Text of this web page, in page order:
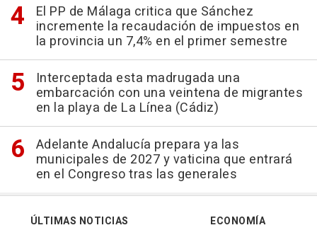
El PP de Málaga critica que Sánchez
incremente la recaudación de impuestos en
la provincia un 7,4% en el primer semestre
Interceptada esta madrugada una
embarcación con una veintena de migrantes
en la playa de La Línea (Cádiz)
Adelante Andalucía prepara ya las
municipales de 2027 y vaticina que entrará
en el Congreso tras las generales
ÚLTIMAS NOTICIAS
ECONOMÍA